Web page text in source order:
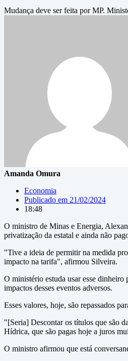
Mudança deve ser feita por MP.
Amanda Omura
Economia
Publicado em 21/02/2024
18:48
O ministro de Minas e Energia,
privatização da estatal e ainda não
"Tive a ideia de permitir na medida
impacto na tarifa", afirmou Silveira.
O ministério estuda usar esse
impactos desses eventos adversos.
Esses valores, hoje, são repassados
"[Seria] Descontar os títulos que são
Hídrica, que são pagas hoje a juros
O ministro afirmou que está